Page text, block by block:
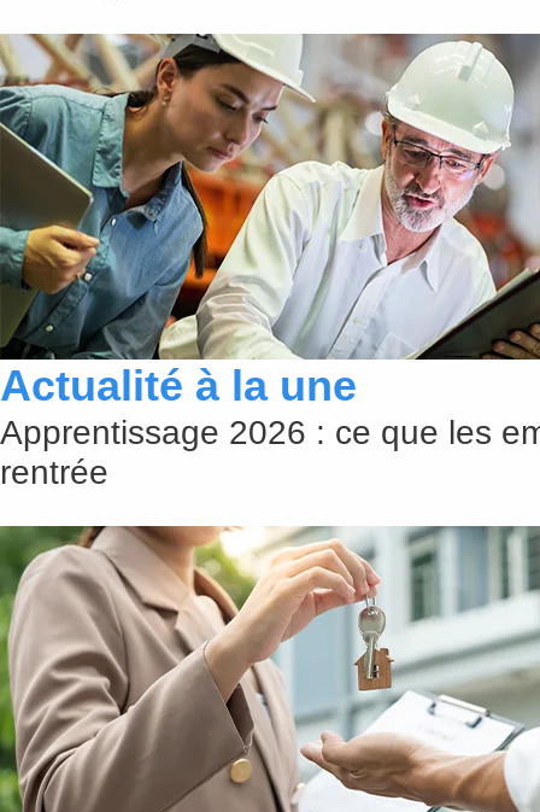
Actualité à la une
Apprentissage 2026 : ce que les
rentrée